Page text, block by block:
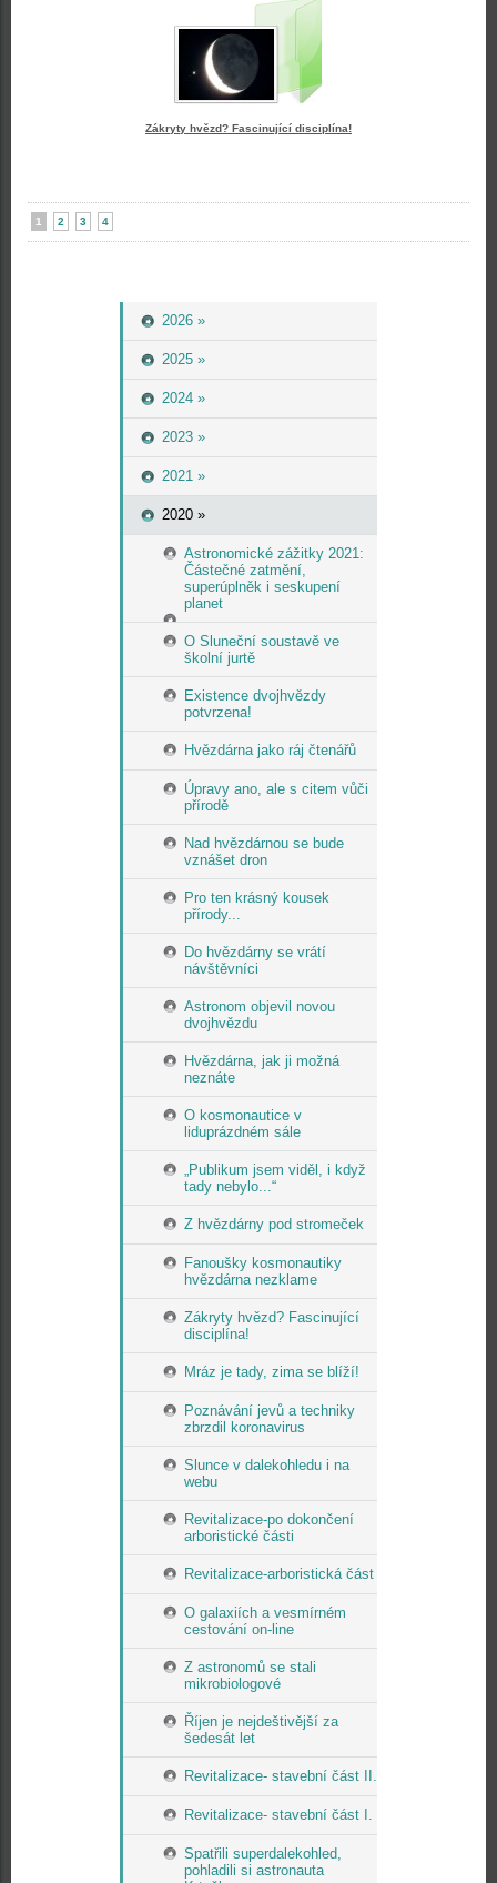
2026 »
2025 »
2024 »
2023 »
2021 »
2020 »
Astronomické zážitky 2021:
Částečné zatmění,
superúplněk i seskupení
planet
O Sluneční soustavě ve
školní jurtě
Existence dvojhvězdy
potvrzena!
Hvězdárna jako ráj čtenářů
Úpravy ano, ale s citem vůči
přírodě
Nad hvězdárnou se bude
vznášet dron
Pro ten krásný kousek
přírody...
Do hvězdárny se vrátí
návštěvníci
Astronom objevil novou
dvojhvězdu
Hvězdárna, jak ji možná
neznáte
O kosmonautice v
liduprázdném sále
„Publikum jsem viděl, i když
tady nebylo...“
Z hvězdárny pod stromeček
Fanoušky kosmonautiky
hvězdárna nezklame
Zákryty hvězd? Fascinující
disciplína!
Mráz je tady, zima se blíží!
Poznávání jevů a techniky
zbrzdil koronavirus
Slunce v dalekohledu i na
webu
Revitalizace-po dokončení
arboristické části
Revitalizace-arboristická část
O galaxiích a vesmírném
cestování on-line
Z astronomů se stali
mikrobiologové
Říjen je nejdeštivější za
šedesát let
Revitalizace- stavební část II.
Revitalizace- stavební část I.
Spatřili superdalekohled,
pohladili si astronauta
Zákryty hvězd? Fascinující disciplína!
1 2 3 4